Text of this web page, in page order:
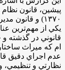
پيشين، قانون
يكي از مهم‌ترين
قانوني در گذشته و
‌ام كه ميراث
عدم اجراي دقيق
نظارتي و